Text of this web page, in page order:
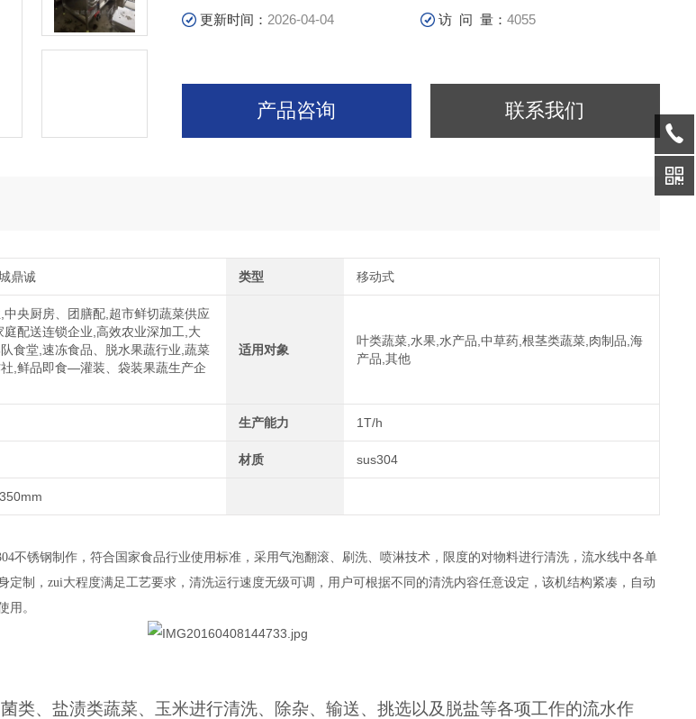
更新时间： 2026-04-04 访 问 量：4055
产品咨询 联系我们
鼎诚 类型 移动式
中央厨房、团膳配,超市鲜切蔬菜供应
庭配送连锁企业,高效农业深加工,大
食堂,速冻食品、脱水果蔬行业,蔬菜
,鲜品即食—灌装、袋装果蔬生产企
适用对象
叶类蔬菜,水果,水产品,中草药,根茎类蔬菜,肉制品,海
产品,其他
生产能力 1T/h
材质 sus304
不锈钢制作，符合国家食品行业使用标准，采用气泡翻滚、刷洗、喷淋技术，限度的对物料进行清洗，流水线中各单
定制，zui大程度满足工艺要求，清洗运行速度无级可调，用户可根据不同的清洗内容任意设定，该机结构紧凑，自动
用。
类、盐渍类蔬菜、玉米进行清洗、除杂、输送、挑选以及脱盐等各项工作的流水作